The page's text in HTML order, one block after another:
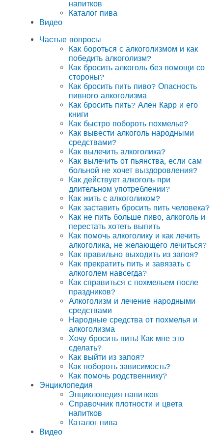
напитков
Каталог пива
Видео
Частые вопросы
Как бороться с алкоголизмом и как
победить алкоголизм?
Как бросить алкоголь без помощи со
стороны?
Как бросить пить пиво? Опасность
пивного алкоголизма
Как бросить пить? Ален Карр и его
книги
Как быстро побороть похмелье?
Как вывести алкоголь народными
средствами?
Как вылечить алкоголика?
Как вылечить от пьянства, если сам
больной не хочет выздоровления?
Как действует алкоголь при
длительном употреблении?
Как жить с алкоголиком?
Как заставить бросить пить человека?
Как не пить больше пиво, алкоголь и
перестать хотеть выпить
Как помочь алкоголику и как лечить
алкоголика, не желающего лечиться?
Как правильно выходить из запоя?
Как прекратить пить и завязать с
алкоголем навсегда?
Как справиться с похмельем после
праздников?
Алкоголизм и лечение народными
средствами
Народные средства от похмелья и
алкоголизма
Хочу бросить пить! Как мне это
сделать?
Как выйти из запоя?
Как побороть зависимость?
Как помочь родственнику?
Энциклопедия
Энциклопедия напитков
Справочник плотности и цвета
напитков
Каталог пива
Видео